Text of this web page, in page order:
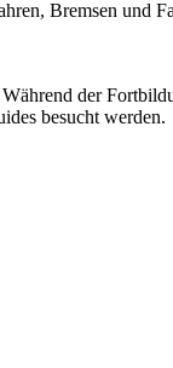
Bremsen und
der
besucht werden.